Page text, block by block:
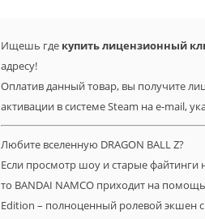
Ищешь где купить лицензионный
адресу!
Оплатив данный товар, вы получите
активации в системе Steam на e-mail,
Любите вселенную DRAGON BALL Z?
Если просмотр шоу и старые файтинги
то BANDAI NAMCO приходит на
Edition – полноценный ролевой экшен